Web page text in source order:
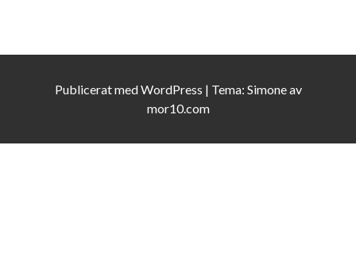
Publicerat medWordPress | Tema: Simoneav
mor10.com